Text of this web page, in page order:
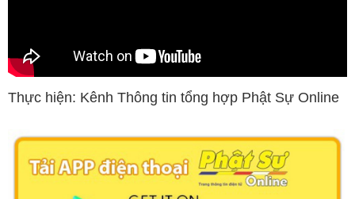
Thực hiện: Kênh Thông tin tổng hợp Phật Sự Online